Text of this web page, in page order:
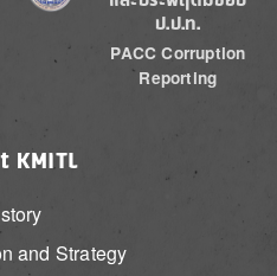
ป.ป.ท.
PACC Corruption
Reporting
KMITL
and Strategy